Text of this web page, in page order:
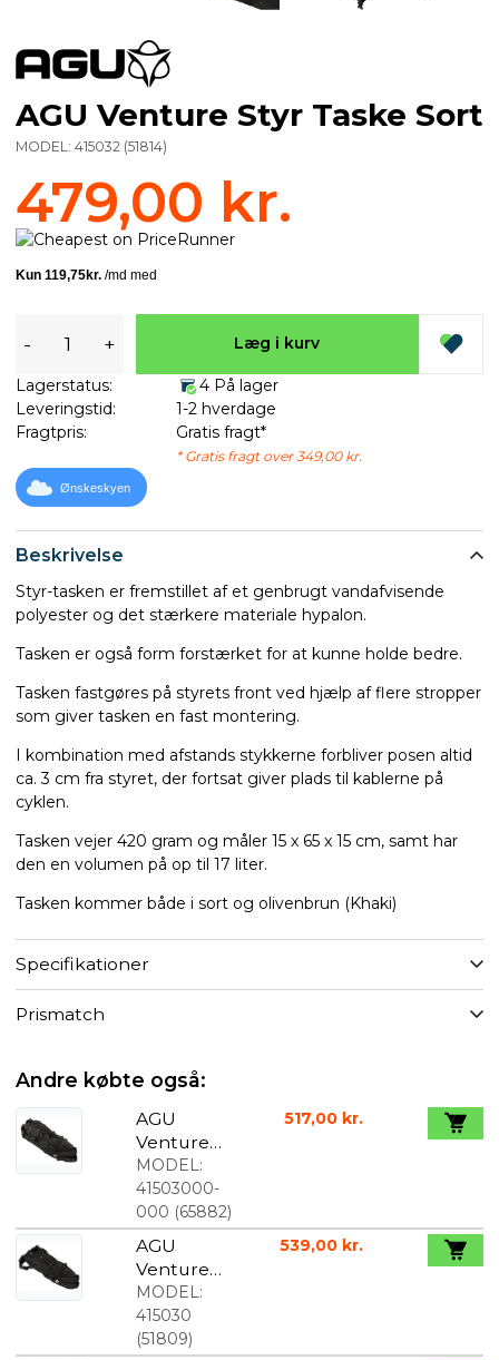
Beskrivelse
Styr-tasken er fremstillet af et genbrugt vandafvisende
polyester og det stærkere materiale hypalon.
Tasken er også form forstærket for at kunne holde bedre.
Tasken fastgøres på styrets front ved hjælp af flere stropper
som giver tasken en fast montering.
I kombination med afstands stykkerne forbliver posen altid
ca. 3 cm fra styret, der fortsat giver plads til kablerne på
cyklen.
Tasken vejer 420 gram og måler 15 x 65 x 15 cm, samt har
den en volumen på op til 17 liter.
Tasken kommer både i sort og olivenbrun (Khaki)
Specifikationer
Prismatch
AGU Venture Styr Taske Sort
MODEL: 415032 (51814)
479,00 kr.
- + Læg i kurv
Lagerstatus:
4 På lager
Leveringstid:
1-2 hverdage
Fragtpris:
Gratis fragt*
* Gratis fragt over 349,00 kr.
Ønskeskyen
Andre købte også:
AGU
Venture
Sadel Taske
Sort med
Refleks
MODEL:
41503000-
000 (65882)
517,00 kr.
AGU
Venture
Sadel Taske
Sort
MODEL:
415030
(51809)
539,00 kr.